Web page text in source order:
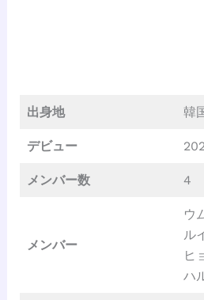
出身地 韓
デビュー
メンバー数 4
メンバー
ウ
ル
ヒ
ハ